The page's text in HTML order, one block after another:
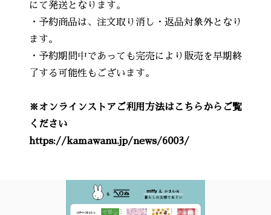
にて発送となります。
・予約商品は、注文取り消し・返品対象外となり
ます。
・予約期間中であっても完売により販売を早期終
了する可能性もございます。
※オンラインストアご利用方法はこちらからご覧
ください
https://kamawanu.jp/news/6003/